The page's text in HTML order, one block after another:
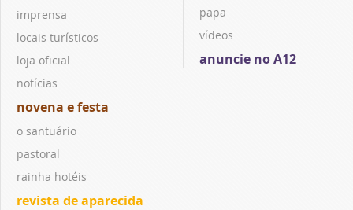
imprensa
locais turísticos
loja oficial
notícias
novena e festa
o santuário
pastoral
rainha hotéis
revista de aparecida
papa
vídeos
anuncie no A12